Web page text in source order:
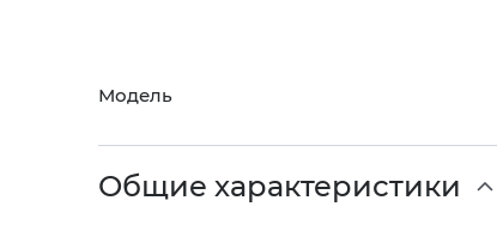
Модель
Общие характеристики